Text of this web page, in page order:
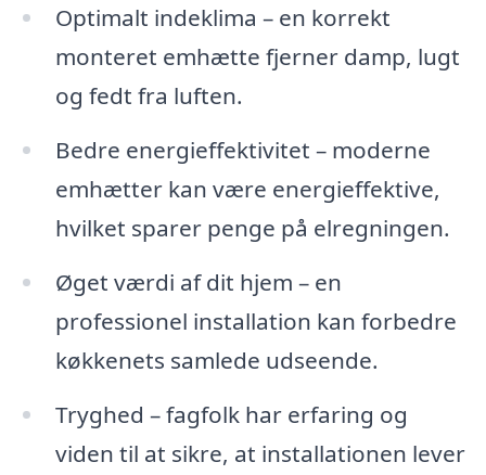
Optimalt indeklima – en korrekt
monteret emhætte fjerner damp, lugt
og fedt fra luften.
Bedre energieffektivitet – moderne
emhætter kan være energieffektive,
hvilket sparer penge på elregningen.
Øget værdi af dit hjem – en
professionel installation kan forbedre
køkkenets samlede udseende.
Tryghed – fagfolk har erfaring og
viden til at sikre, at installationen lever